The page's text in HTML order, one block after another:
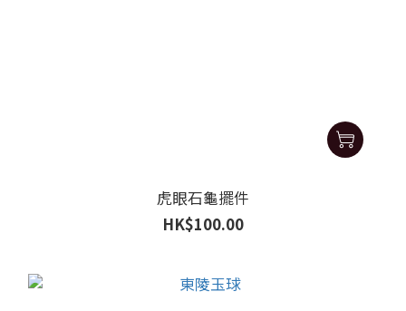
虎眼石龜擺件
HK$100.00